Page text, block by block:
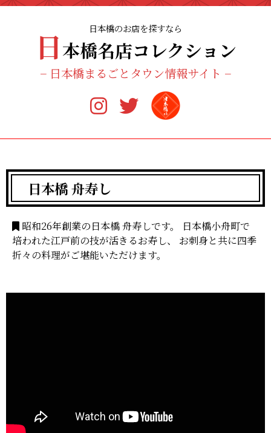
日本橋のお店を探すなら
日本橋名店コレクション
− 日本橋まるごとタウン情報サイト −
日本橋 舟寿し
昭和26年創業の日本橋 舟寿しです。 日本橋小舟町で
培われた江戸前の技が活きるお寿し、 お刺身と共に四季
折々の料理がご堪能いただけます。